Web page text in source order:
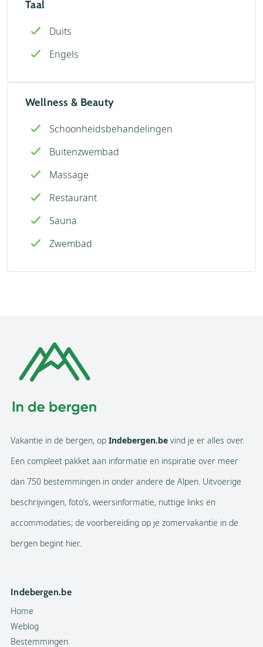
Taal
Duits
Engels
Wellness & Beauty
Schoonheidsbehandelingen
Buitenzwembad
Massage
Restaurant
Sauna
Zwembad
Vakantie in de bergen, op Indebergen.be vind je er alles over.
Een compleet pakket aan informatie en inspiratie over meer
dan 750 bestemmingen in onder andere de Alpen. Uitvoerige
beschrijvingen, foto’s, weersinformatie, nuttige links en
accommodaties; de voorbereiding op je zomervakantie in de
bergen begint hier.
Indebergen.be
Home
Weblog
Bestemmingen